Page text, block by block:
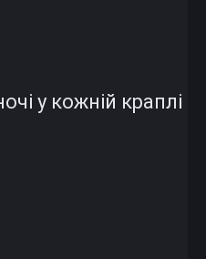
у кожній краплі